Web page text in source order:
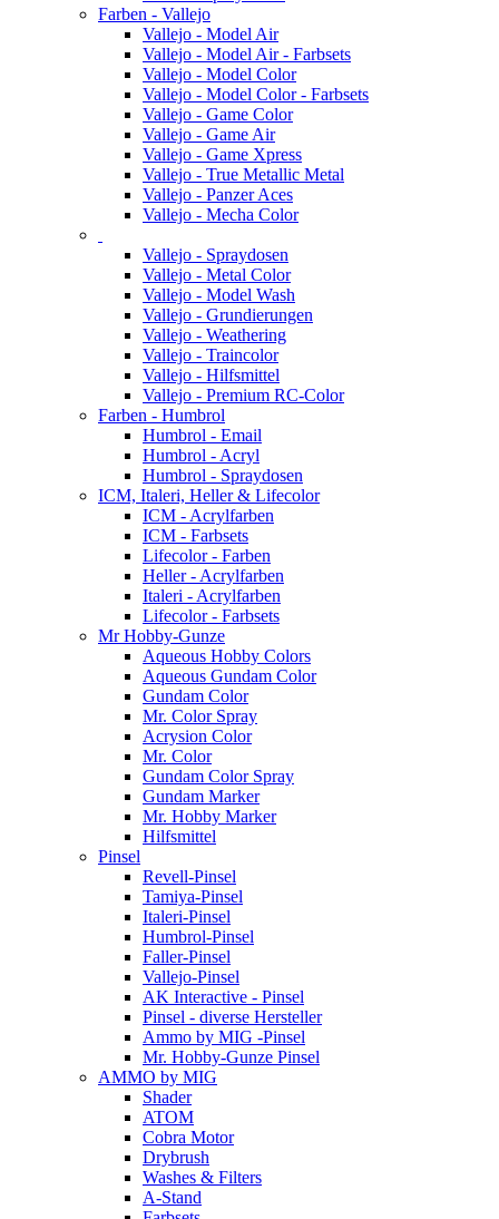
Farben - Vallejo
Vallejo - Model Air
Vallejo - Model Air - Farbsets
Vallejo - Model Color
Vallejo - Model Color - Farbsets
Vallejo - Game Color
Vallejo - Game Air
Vallejo - Game Xpress
Vallejo - True Metallic Metal
Vallejo - Panzer Aces
Vallejo - Mecha Color
Vallejo - Spraydosen
Vallejo - Metal Color
Vallejo - Model Wash
Vallejo - Grundierungen
Vallejo - Weathering
Vallejo - Traincolor
Vallejo - Hilfsmittel
Vallejo - Premium RC-Color
Farben - Humbrol
Humbrol - Email
Humbrol - Acryl
Humbrol - Spraydosen
ICM, Italeri, Heller & Lifecolor
ICM - Acrylfarben
ICM - Farbsets
Lifecolor - Farben
Heller - Acrylfarben
Italeri - Acrylfarben
Lifecolor - Farbsets
Mr Hobby-Gunze
Aqueous Hobby Colors
Aqueous Gundam Color
Gundam Color
Mr. Color Spray
Acrysion Color
Mr. Color
Gundam Color Spray
Gundam Marker
Mr. Hobby Marker
Hilfsmittel
Pinsel
Revell-Pinsel
Tamiya-Pinsel
Italeri-Pinsel
Humbrol-Pinsel
Faller-Pinsel
Vallejo-Pinsel
AK Interactive - Pinsel
Pinsel - diverse Hersteller
Ammo by MIG -Pinsel
Mr. Hobby-Gunze Pinsel
AMMO by MIG
Shader
ATOM
Cobra Motor
Drybrush
Washes & Filters
A-Stand